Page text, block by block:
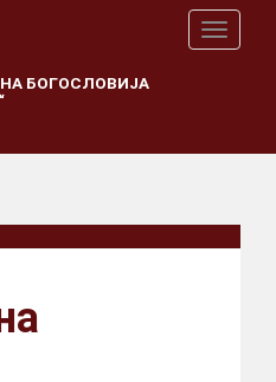
T
o
e
v
i
БОГОСЛОВИЈА